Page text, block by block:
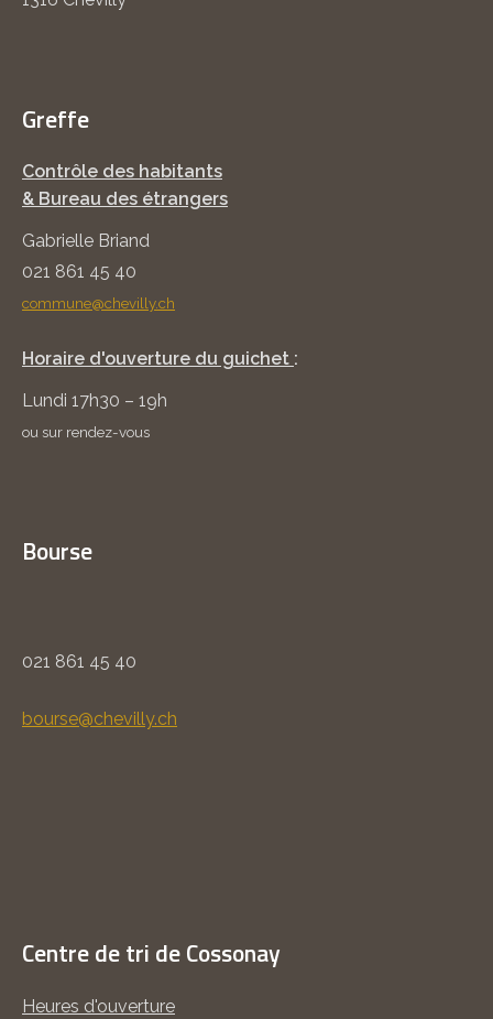
Greffe
Contrôle des habitants
& Bureau des étrangers
Gabrielle Briand
021 861 45 40
commune@chevilly.ch
Horaire d'ouverture du guichet :
Lundi 17h30 – 19h
ou sur rendez-vous
Bourse
021 861 45 40
bourse@chevilly.ch
Centre de tri de Cossonay
Heures d'ouverture